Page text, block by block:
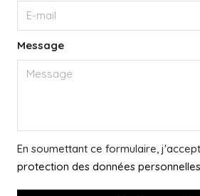
Message
En soumettant ce formulaire,
protection des données personnelles